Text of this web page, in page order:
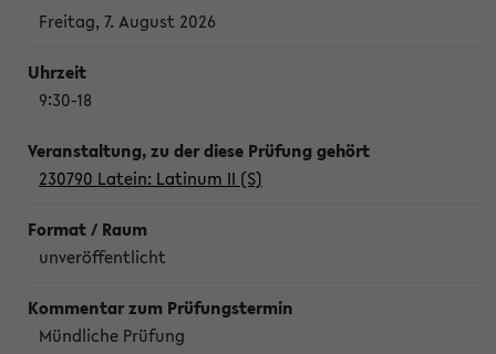
Freitag, 7. August 2026
9:30-18
230790 Latein: Latinum II (S)
unveröffentlicht
Mündliche Prüfung